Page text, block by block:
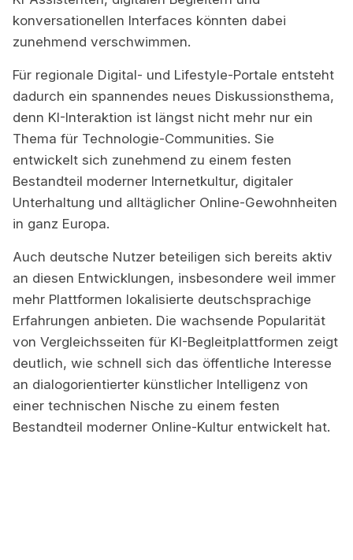
konversationellen Interfaces könnten dabei
zunehmend verschwimmen.
Für regionale Digital- und Lifestyle-Portale entsteht
dadurch ein spannendes neues Diskussionsthema,
denn KI-Interaktion ist längst nicht mehr nur ein
Thema für Technologie-Communities. Sie
entwickelt sich zunehmend zu einem festen
Bestandteil moderner Internetkultur, digitaler
Unterhaltung und alltäglicher Online-Gewohnheiten
in ganz Europa.
Auch deutsche Nutzer beteiligen sich bereits aktiv
an diesen Entwicklungen, insbesondere weil immer
mehr Plattformen lokalisierte deutschsprachige
Erfahrungen anbieten. Die wachsende Popularität
von Vergleichsseiten für KI-Begleitplattformen zeigt
deutlich, wie schnell sich das öffentliche Interesse
an dialogorientierter künstlicher Intelligenz von
einer technischen Nische zu einem festen
Bestandteil moderner Online-Kultur entwickelt hat.